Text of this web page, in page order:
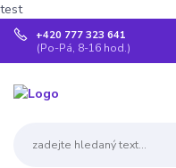
test
+420 777 323 641
(Po-Pá, 8-16 hod.)